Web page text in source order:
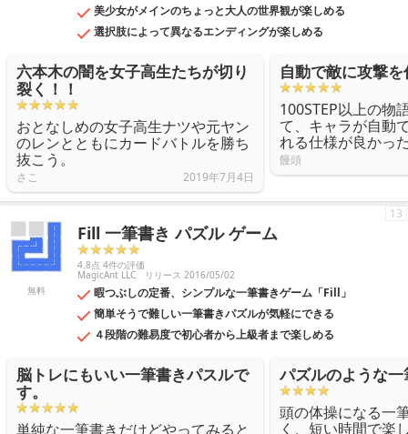
美少女がメインのちょっと大人の世界観が楽しめる
選択肢によって異なるエンディングが楽しめる
六本木の闇を女子高生たちが切り
裂く！！
おとなしめの女子高生ナツや元ヤン
のレンとともにカードバトルを勝ち
抜こう。
さこ 2019年7月4日
自動で敵に攻撃
100STEP以上の物
て、キャラが自動
れる仕様が良かっ
饅頭
無料
Fill 一筆書き パズル ゲーム
4.8点 4件の評価
MagicAnt LLC リリース 2016/05/02
暇つぶしの定番、シンプルな一筆書きゲーム「Fill」
簡単そうで難しい一筆書きパズルが気軽にできる
４段階の難易度で初心者から上級者まで楽しめる
13
脳トレにもいい一筆書きパスルで
す。
単純な一筆書きだけどやってみると
パズルのような
頭の体操になる一
く、短い時間で楽